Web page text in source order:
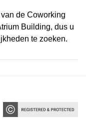
de Coworking
Building, dus u
te zoeken.